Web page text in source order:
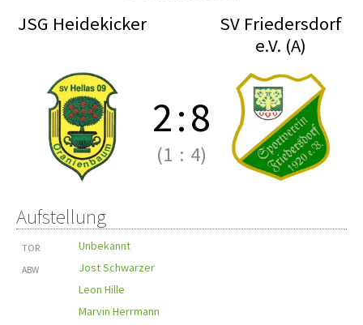
JSG Heidekicker
SV Friedersdorf
e.V. (A)
2:8
(1 : 4)
Aufstellung
TOR Unbekannt
ABW
Jost Schwarzer
Leon Hille
Marvin Herrmann